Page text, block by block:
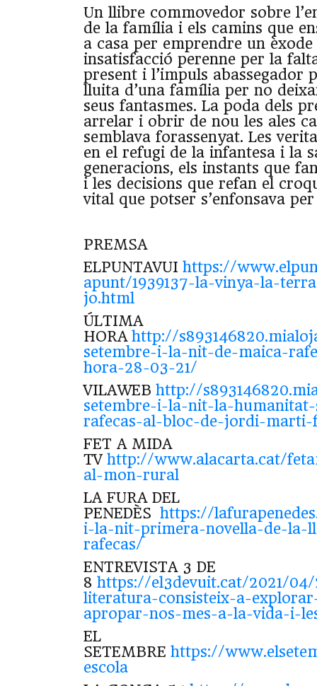
Un llibre commovedor sobre
de la família i els camins que
a casa per emprendre un
insatisfacció perenne per la
present i l’impuls abassegador
lluita d’una família per no
seus fantasmes. La poda dels
arrelar i obrir de nou les ales
semblava forassenyat. Les
en el refugi de la infantesa i la
generacions, els instants que
i les decisions que refan el
vital que potser s’enfonsava
PREMSA
ELPUNTAVUI https://
apunt/1939137-la-vinya-la-
jo.html
ÚLTIMA
HORA http://
setembre-i-la-nit-de-maica-
hora-28-03-21/
VILAWEB http://
setembre-i-la-nit-la-humanitat-
rafecas-al-bloc-de-jordi-
FET A MIDA
TV http://www.alacarta.cat/
al-mon-rural
LA FURA DEL
PENEDÈS https://
i-la-nit-primera-novella-de-la-
rafecas/
ENTREVISTA 3 DE
8 https://el3devuit.cat/2021/
literatura-consisteix-a-
apropar-nos-mes-a-la-vida-i-
EL
SETEMBRE https://
escola